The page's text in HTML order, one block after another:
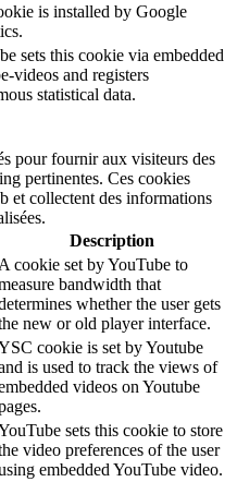
is installed by Google
sets this cookie via embedded
videos and registers
statistical data.
pour fournir aux visiteurs des
pertinentes. Ces cookies
et collectent des informations
Description
A cookie set by YouTube to
bandwidth that
whether the user gets
new or old player interface.
cookie is set by Youtube
is used to track the views of
videos on Youtube
sets this cookie to store
video preferences of the user
embedded YouTube video.